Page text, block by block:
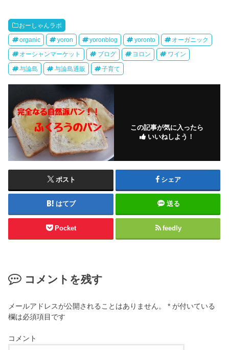
おーしゃんラボ
organic yoron yoronblog yoronto オーガニック
オーシャンマーケット ブログ ヨロン ワイン
与論島 与論島通販 子育て
この記事が気に入ったら
いいねしよう！
ポスト シェア
はてブ 送る
Pocket feedly
コメントを残す
メールアドレスが公開されることはありません。 * が付いている
欄は必須項目です
コメント